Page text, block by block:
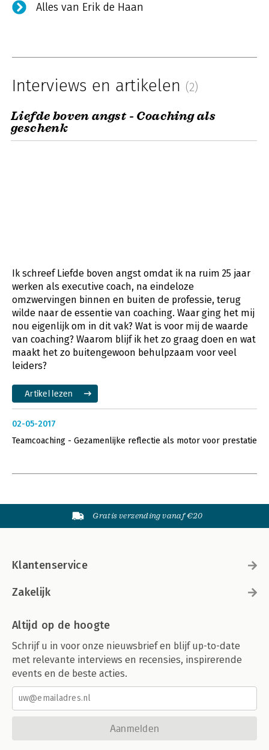
Alles van Erik de Haan
Interviews en artikelen (2)
Liefde boven angst - Coaching als
geschenk
Ik schreef Liefde boven angst omdat ik na ruim 25 jaar
werken als executive coach, na eindeloze
omzwervingen binnen en buiten de professie, terug
wilde naar de essentie van coaching. Waar ging het mij
nou eigenlijk om in dit vak? Wat is voor mij de waarde
van coaching? Waarom blijf ik het zo graag doen en wat
maakt het zo buitengewoon behulpzaam voor veel
leiders?
Artikel lezen
02-05-2017
Teamcoaching - Gezamenlijke reflectie als motor voor prestatie
Gratis verzending vanaf €20
Klantenservice
Zakelijk
Altijd op de hoogte
Schrijf u in voor onze nieuwsbrief en blijf up-to-date
met relevante interviews en recensies, inspirerende
events en de beste acties.
Aanmelden